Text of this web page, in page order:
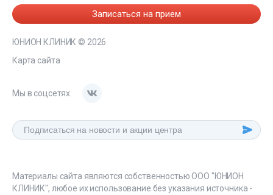
Записаться на прием
ЮНИОН КЛИНИК © 2026
Карта сайта
Мы в соцсетях
Материалы сайта являются собственностью ООО "ЮНИОН
КЛИНИК", любое их использование без указания источника -